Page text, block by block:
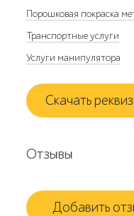
Порошковая покраска
Транспортные услуги
Услуги манипулятора
Скачать
Отзывы
Добавить